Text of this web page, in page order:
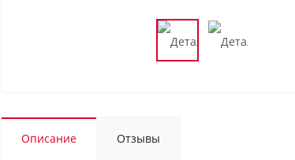
Описание Отзывы